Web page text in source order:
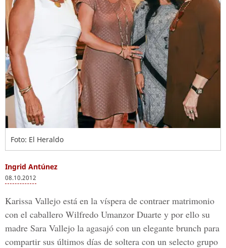
Foto: El Heraldo
Ingrid Antúnez
08.10.2012
Karissa Vallejo está en la víspera de contraer matrimonio
con el caballero Wilfredo Umanzor Duarte y por ello su
madre Sara Vallejo la agasajó con un elegante brunch para
compartir sus últimos días de soltera con un selecto grupo